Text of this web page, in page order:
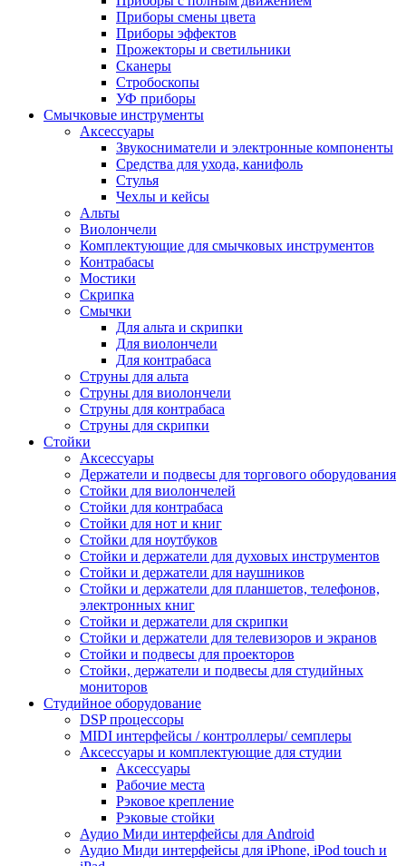
Приборы смены цвета
Приборы эффектов
Прожекторы и светильники
Сканеры
Стробоскопы
УФ приборы
Смычковые инструменты
Аксессуары
Звукосниматели и электронные компоненты
Средства для ухода, канифоль
Стулья
Чехлы и кейсы
Альты
Виолончели
Комплектующие для смычковых инструментов
Контрабасы
Мостики
Скрипка
Смычки
Для альта и скрипки
Для виолончели
Для контрабаса
Струны для альта
Струны для виолончели
Струны для контрабаса
Струны для скрипки
Стойки
Аксессуары
Держатели и подвесы для торгового оборудования
Стойки для виолончелей
Стойки для контрабаса
Стойки для нот и книг
Стойки для ноутбуков
Стойки и держатели для духовых инструментов
Стойки и держатели для наушников
Стойки и держатели для планшетов, телефонов,
электронных книг
Стойки и держатели для скрипки
Стойки и держатели для телевизоров и экранов
Стойки и подвесы для проекторов
Стойки, держатели и подвесы для студийных
мониторов
Студийное оборудование
DSP процессоры
MIDI интерфейсы / контроллеры/ семплеры
Аксессуары и комплектующие для студии
Аксессуары
Рабочие места
Рэковое крепление
Рэковые стойки
Аудио Миди интерфейсы для Android
Аудио Миди интерфейсы для iPhone, iPod touch и